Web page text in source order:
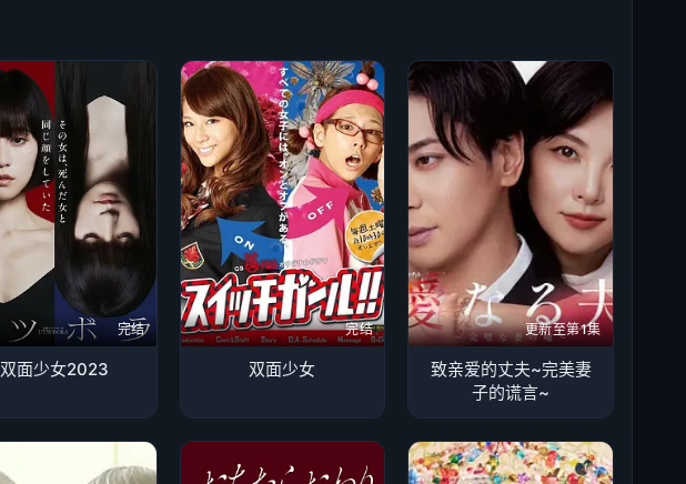
完结
双面少女2023
完结
双面少女
更新至第1集
致亲爱的丈夫~完美妻
子的谎言~